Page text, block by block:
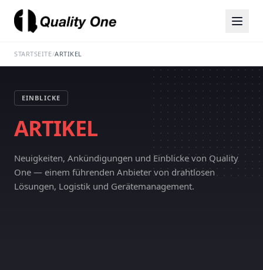
STARTSEITE/ARTIKEL
EINBLICKE
ARTIKEL
Neuigkeiten, Ankündigungen und Einblicke von Quality
One — einem führenden Anbieter von drahtlosen
Lösungen, Logistik und Gerätemanagement.